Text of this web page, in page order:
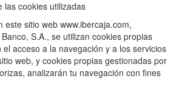
las cookies utilizadas
este sitio web www.ibercaja.com,
S.A., se utilizan cookies propias
acceso a la navegación y a los servicios
web, y cookies propias gestionadas por
analizarán tu navegación con fines